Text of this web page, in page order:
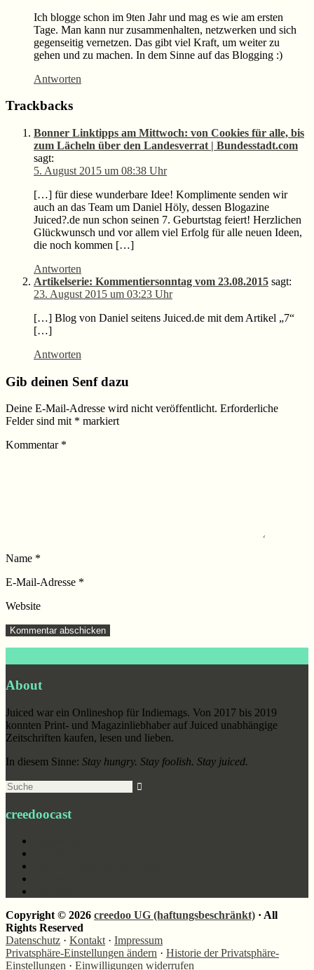
Ich blogge schon im 9ten Jahr und mag es wie am ersten
Tage. Man kann nur zusammenhalten, netzwerken und sich
gegenseitig vernetzen. Das gibt viel Kraft, um weiter zu
gehen und zu machen. In dem Sinne auf das Blogging :)
Antworten
Trackbacks
Bonner Linktipps am Mittwoch: von Cookies für alle, bis
zum Lächeln über den Landesverrat | Bundesstadt.com
sagt:
5. August 2015 um 08:38 Uhr
[…] für diese wun­der­bare Idee! Kom­pli­mente sen­den wir
auch an das Team um Daniel Höly, des­sen Blo­ga­zine
Juiced?.de nun schon sei­nen 7. Geburts­tag fei­ert! Herz­li­chen
Glück­wunsch und vor allem viel Erfolg für alle neuen Ideen,
die noch kom­men […]
Antworten
Artikelserie: Kommentiersonntag vom 23.08.2015 sagt:
23. August 2015 um 03:23 Uhr
[…] Blog von Daniel seitens Juiced.de mit dem Artikel „7“
[…]
Antworten
Gib deinen Senf dazu
Deine E-Mail-Adresse wird nicht veröffentlicht. Erforderliche
Felder sind mit * markiert
Kommentar *
Name *
E-Mail-Adresse *
Website
About
Juiced war ein Onlineshop für Indiemags. Von 2017 bis 2019
konnten Print- und Magazinliebhaber auf Juiced unabhängige
Zeitschriften kaufen, lesen und lieben.
In diesem Sinne: Stay hungry. Stay foolish. Stay juiced.
Suche
creedoocast
Copyright © 2026 creedoo UG (haftungsbeschränkt) · All
Rights Reserved
Datenschutz · Kontakt · Impressum
Privatsphäre-Einstellungen ändern · Historie der Privatsphäre-
Einstellungen · Einwilligungen widerrufen